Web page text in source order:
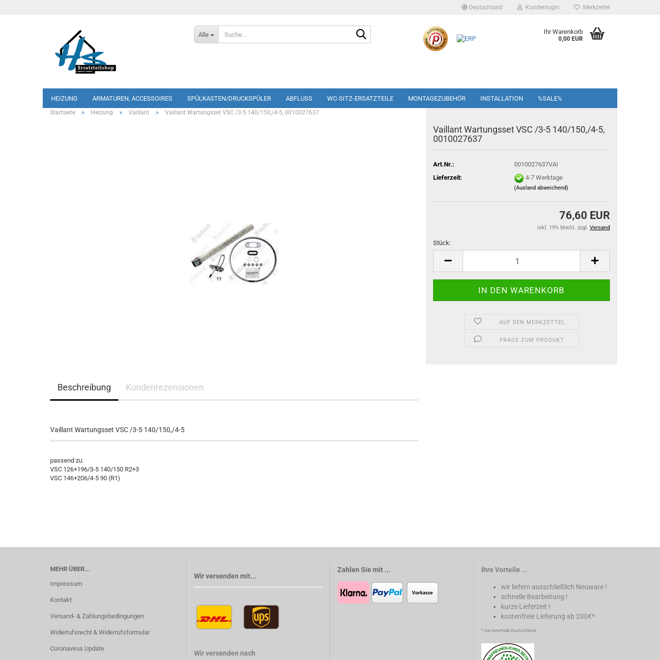
Deutschland Kundenlogin Merkzettel
Alle Ihr Warenkorb
0,00 EUR
HEIZUNG ARMATUREN, ACCESSOIRES SPÜLKASTEN/DRUCKSPÜLER ABFLUSS WC-SITZ-ERSATZTEILE MONTAGEZUBEHÖR INSTALLATION %SALE%
Startseite » Heizung » Vaillant » Vaillant Wartungsset VSC /3-5 140/150,/4-5, 0010027637
Vaillant Wartungsset VSC /3-5 140/150,/4-5,
0010027637
Art.Nr.:
0010027637VAI
Lieferzeit:
4-7 Werktage
(Ausland abweichend)
76,60 EUR
inkl. 19% MwSt. zzgl. Versand
Stück:
Stück
AUF DEN MERKZETTEL
FRAGE ZUM PRODUKT
Beschreibung Kundenrezensionen
Vaillant Wartungsset VSC /3-5 140/150,/4-5
passend zu:
VSC 126+196/3-5 140/150 R2+3
VSC 146+206/4-5 90 (R1)
MEHR ÜBER...
Impressum
Kontakt
Versand- & Zahlungsbedingungen
Widerrufsrecht & Widerrufsformular
Coronavirus Update
Wir versenden mit...
Wir versenden nach
Zahlen Sie mit ... Ihre Vorteile ...
wir liefern ausschließlich Neuware !
schnelle Bearbeitung !
kurze Lieferzeit !
kostenfreie Lieferung ab 200€*
* nur innerhalb Deutschland